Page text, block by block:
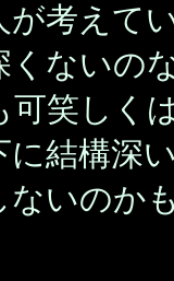
考えて
ないの
可笑しく
結構深
ないのか